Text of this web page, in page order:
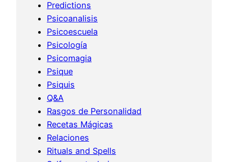
Predictions
Psicoanalisis
Psicoescuela
Psicología
Psicomagia
Psique
Psiquis
Q&A
Rasgos de Personalidad
Recetas Mágicas
Relaciones
Rituals and Spells